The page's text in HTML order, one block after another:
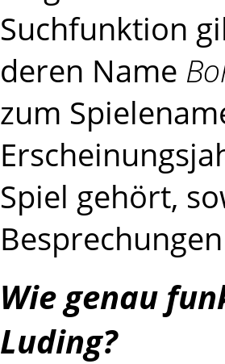
Suchfunktion
deren Name
zum
Spiel gehört,
Wie genau
Luding?